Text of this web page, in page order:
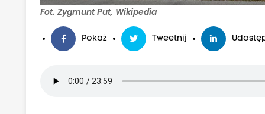
Fot. Zygmunt Put, Wikipedia
Pokaż Tweetnij